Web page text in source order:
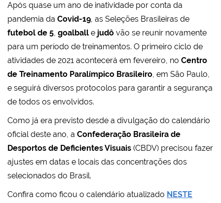
Após quase um ano de inatividade por conta da
pandemia da Covid-19, as Seleções Brasileiras de
futebol de 5, goalball e judô vão se reunir novamente
para um período de treinamentos. O primeiro ciclo de
atividades de 2021 acontecerá em fevereiro, no Centro
de Treinamento Paralímpico Brasileiro, em São Paulo,
e seguirá diversos protocolos para garantir a segurança
de todos os envolvidos.
Como já era previsto desde a divulgação do calendário
oficial deste ano, a Confederação Brasileira de
Desportos de Deficientes Visuais (CBDV) precisou fazer
ajustes em datas e locais das concentrações dos
selecionados do Brasil.
Confira como ficou o calendário atualizado NESTE